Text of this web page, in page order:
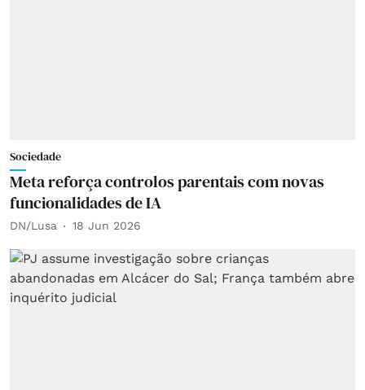
Sociedade
Meta reforça controlos parentais com novas
funcionalidades de IA
DN/Lusa 18 Jun 2026